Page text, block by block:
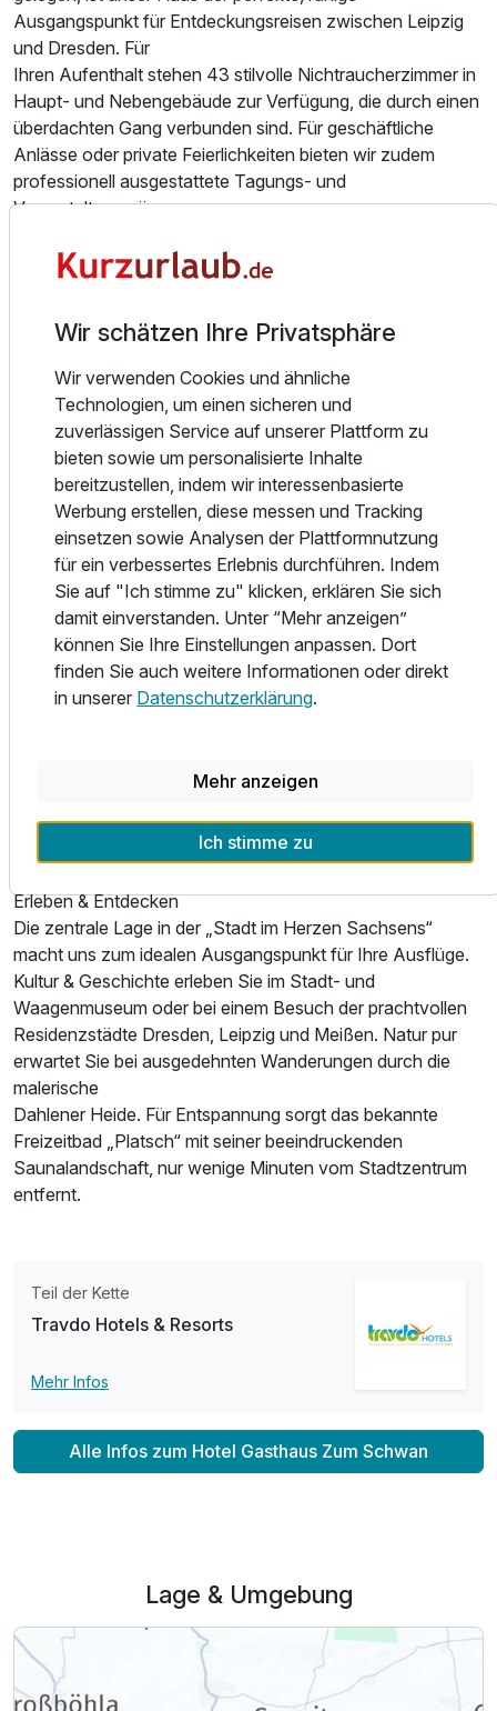
Dreibettzimmer
3 Erwachsene
Ausstattung
Für 4 Tage p.P. ab 369,00 €
Einzelzimmer Haupthaus
Ausstattung
Für 4 Tage
Einzelzimmer Nebenhaus
Ausgangspunkt für Entdeckungsreisen zwischen Leipzig
und Dresden. Für
Ihren Aufenthalt stehen 43 stilvolle Nichtraucherzimmer in
Haupt- und Nebengebäude zur Verfügung, die durch einen
überdachten Gang verbunden sind. Für geschäftliche
Anlässe oder private Feierlichkeiten bieten wir zudem
professionell ausgestattete Tagungs- und
Veranstaltungsräume.
Alles auf einen Blick:
· WC mit Dusche o. Badewanne, TV und kostenfreies
WLAN
· Nichtraucherzimmer
· Hotelrestaurant „Dorbachs Stuben“ mit Hotelbar
· Terrasse am Marktplatz
· Tagungs- und Veranstaltungsräume
· Lift im Haus
· kostenpflichtige Parkplätze am Hotel
Gastronomie
In unserem liebevoll eingerichteten Restaurant „Dorbachs-
Stuben“ genießen Sie hochwertige Speisen aus regionalen
Produkten. Starten Sie morgens mit einem reichhaltigen
Frühstück vom Buffet voller Energie in den Tag. Abends
wählen Sie zwischen Gerichten im Rahmen der
Terrasse am Marktplatz zu einem Menü oder einem Glas
Wein unter freiem Himmel ein. Den Abend können Sie
entspannt an unserer Hotelbar ausklingen lassen.
Erleben & Entdecken
Die zentrale Lage in der „Stadt im Herzen Sachsens“
macht uns zum idealen Ausgangspunkt für Ihre Ausflüge.
Kultur & Geschichte erleben Sie im Stadt- und
Waagenmuseum oder bei einem Besuch der prachtvollen
Residenzstädte Dresden, Leipzig und Meißen. Natur pur
erwartet Sie bei ausgedehnten Wanderungen durch die
malerische
Dahlener Heide. Für Entspannung sorgt das bekannte
Freizeitbad „Platsch“ mit seiner beeindruckenden
Saunalandschaft, nur wenige Minuten vom Stadtzentrum
entfernt.
Teil der Kette
Travdo Hotels & Resorts
Mehr Infos
Alle Infos zum Hotel Gasthaus Zum Schwan
Lage & Umgebung
Wir schätzen Ihre Privatsphäre
Wir verwenden Cookies und ähnliche
Technologien, um einen sicheren und
zuverlässigen Service auf unserer Plattform zu
bieten sowie um personalisierte Inhalte
bereitzustellen, indem wir interessenbasierte
Werbung erstellen, diese messen und Tracking
einsetzen sowie Analysen der Plattformnutzung
für ein verbessertes Erlebnis durchführen. Indem
Sie auf "Ich stimme zu" klicken, erklären Sie sich
damit einverstanden. Unter “Mehr anzeigen”
können Sie Ihre Einstellungen anpassen. Dort
finden Sie auch weitere Informationen oder direkt
in unserer Datenschutzerklärung.
Mehr anzeigen
Ich stimme zu